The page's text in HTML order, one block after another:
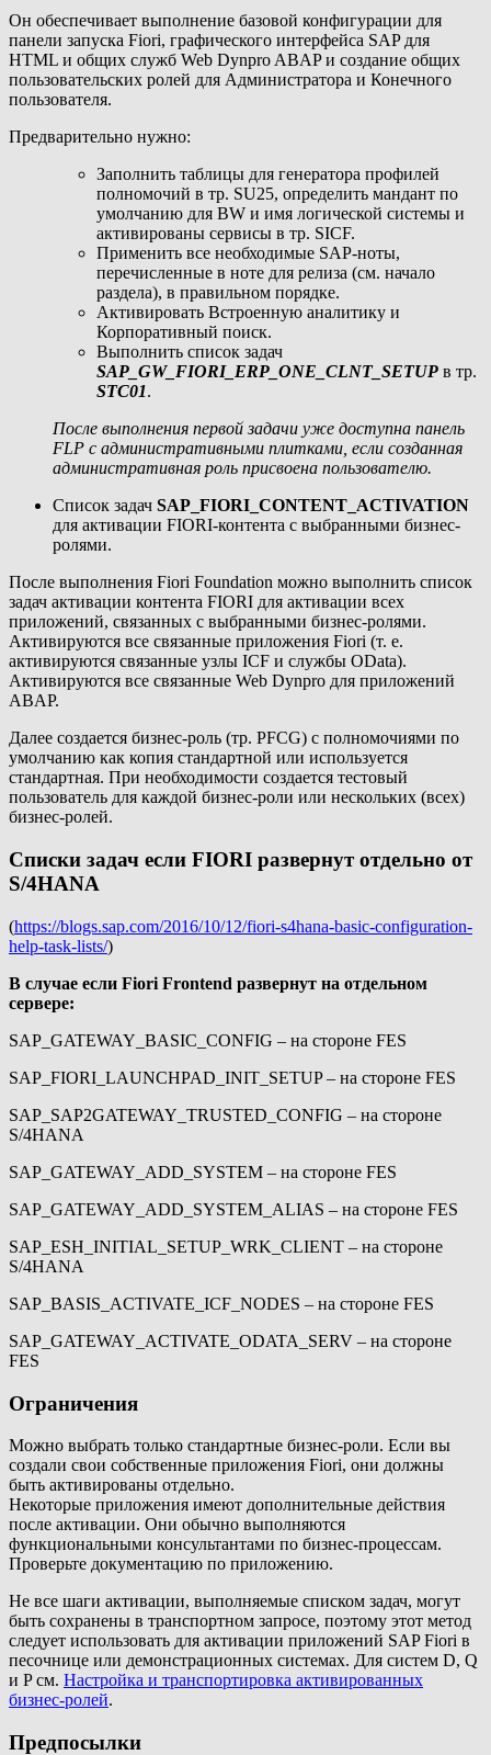
Он обеспечивает выполнение базовой конфигурации для
панели запуска Fiori, графического интерфейса SAP для
HTML и общих служб Web Dynpro ABAP и создание общих
пользовательских ролей для Администратора и Конечного
пользователя.
Предварительно нужно:
Заполнить таблицы для генератора профилей
полномочий в тр. SU25, определить мандант по
умолчанию для BW и имя логической системы и
активированы сервисы в тр. SICF.
Применить все необходимые SAP-ноты,
перечисленные в ноте для релиза (см. начало
раздела), в правильном порядке.
Активировать Встроенную аналитику и
Корпоративный поиск.
Выполнить список задач
SAP_GW_FIORI_ERP_ONE_CLNT_SETUP в тр.
STC01.
После выполнения первой задачи уже доступна панель
FLP с административными плитками, если созданная
административная роль присвоена пользователю.
Список задач SAP_FIORI_CONTENT_ACTIVATION
для активации FIORI-контента с выбранными бизнес-
ролями.
После выполнения Fiori Foundation можно выполнить список
задач активации контента FIORI для активации всех
приложений, связанных с выбранными бизнес-ролями.
Активируются все связанные приложения Fiori (т. е.
активируются связанные узлы ICF и службы OData).
Активируются все связанные Web Dynpro для приложений
ABAP.
Далее создается бизнес-роль (тр. PFCG) с полномочиями по
умолчанию как копия стандартной или используется
стандартная. При необходимости создается тестовый
пользователь для каждой бизнес-роли или нескольких (всех)
бизнес-ролей.
Списки задач если FIORI развернут отдельно от
S/4HANA
(https://blogs.sap.com/2016/10/12/fiori-s4hana-basic-configuration-
help-task-lists/)
В случае если Fiori Frontend развернут на отдельном
сервере:
SAP_GATEWAY_BASIC_CONFIG – на стороне FES
SAP_FIORI_LAUNCHPAD_INIT_SETUP – на стороне FES
SAP_SAP2GATEWAY_TRUSTED_CONFIG – на стороне
S/4HANA
SAP_GATEWAY_ADD_SYSTEM – на стороне FES
SAP_GATEWAY_ADD_SYSTEM_ALIAS – на стороне FES
SAP_ESH_INITIAL_SETUP_WRK_CLIENT – на стороне
S/4HANA
SAP_BASIS_ACTIVATE_ICF_NODES – на стороне FES
SAP_GATEWAY_ACTIVATE_ODATA_SERV – на стороне
FES
Ограничения
Можно выбрать только стандартные бизнес-роли. Если вы
создали свои собственные приложения Fiori, они должны
быть активированы отдельно.
Некоторые приложения имеют дополнительные действия
после активации. Они обычно выполняются
функциональными консультантами по бизнес-процессам.
Проверьте документацию по приложению.
Не все шаги активации, выполняемые списком задач, могут
быть сохранены в транспортном запросе, поэтому этот метод
следует использовать для активации приложений SAP Fiori в
песочнице или демонстрационных системах. Для систем D, Q
и P см. Настройка и транспортировка активированных
бизнес-ролей.
Предпосылки